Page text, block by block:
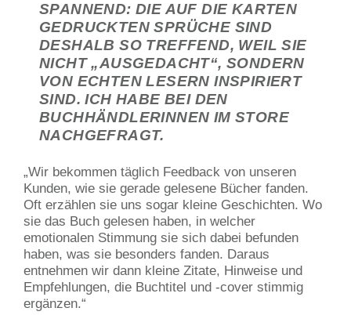
SPANNEND: DIE AUF DIE KARTEN
GEDRUCKTEN SPRÜCHE SIND
DESHALB SO TREFFEND, WEIL SIE
NICHT „AUSGEDACHT“, SONDERN
VON ECHTEN LESERN INSPIRIERT
SIND. ICH HABE BEI DEN
BUCHHÄNDLERINNEN IM STORE
NACHGEFRAGT.
„Wir bekommen täglich Feedback von unseren
Kunden, wie sie gerade gelesene Bücher fanden.
Oft erzählen sie uns sogar kleine Geschichten. Wo
sie das Buch gelesen haben, in welcher
emotionalen Stimmung sie sich dabei befunden
haben, was sie besonders fanden. Daraus
entnehmen wir dann kleine Zitate, Hinweise und
Empfehlungen, die Buchtitel und -cover stimmig
ergänzen.“